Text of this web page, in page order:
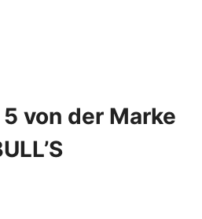
von der Marke